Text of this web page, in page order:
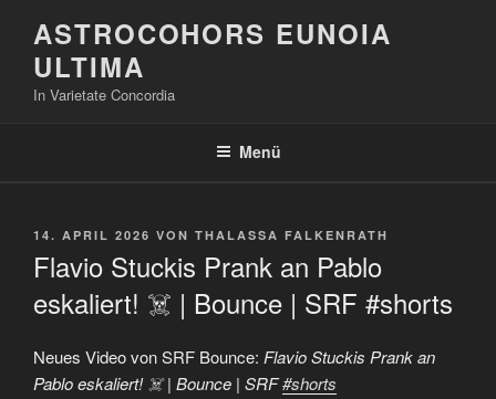
Inhalt
springen
ASTROCOHORS EUNOIA
ULTIMA
In Varietate Concordia
Menü
VERÖFFENTLICHT
14. APRIL 2026 VON THALASSA FALKENRATH
Flavio Stuckis Prank an Pablo
eskaliert! ☠️ | Bounce | SRF #shorts
Neues Video von SRF Bounce: Flavio Stuckis Prank an
Pablo eskaliert! ☠️ | Bounce | SRF#shorts